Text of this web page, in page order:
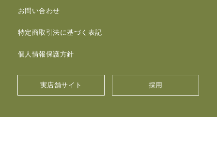
お問い合わせ
特定商取引法に基づく表記
個人情報保護方針
実店舗サイト 採用